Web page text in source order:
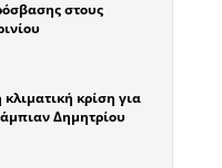
στους
κρίση για
Δημητρίου